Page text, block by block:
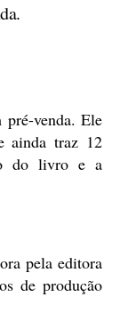
pré-venda. Ele
ainda traz 12
do livro e a
pela editora
de produção